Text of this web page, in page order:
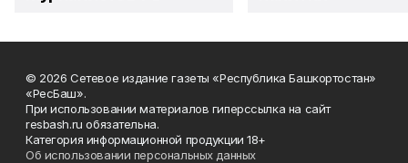
© 2026 Сетевое издание газеты «Республика Башкортостан»
«РесБаш».
При использовании материалов гиперссылка на сайт
resbash.ru обязательна.
Категория информационной продукции 18+
Об использовании персональных данных